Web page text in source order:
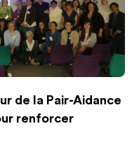
de la Pair-Aidance
renforcer